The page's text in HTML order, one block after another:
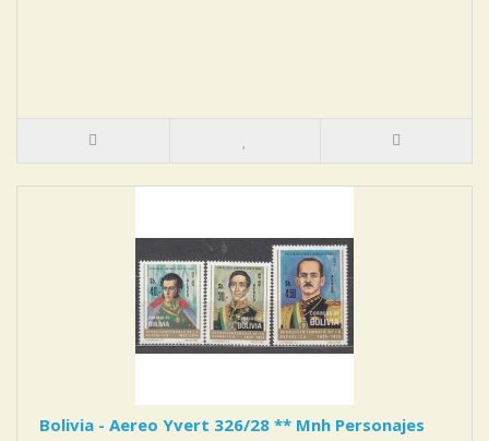
Bolivia - Aereo Yvert 326/28 ** Mnh Personajes